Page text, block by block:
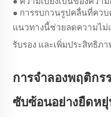
● การรบกวนรูปคลื่นที่ควบ
แนวทางนี้ช่วยลดความไ
รับรอง และเพิ่มประสิทธิภ
การจำลองพฤติก
ซับซ้อนอย่างยืดห